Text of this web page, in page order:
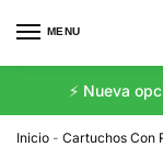
MENU
⚡️ Nueva
Inicio - Cartuchos Con